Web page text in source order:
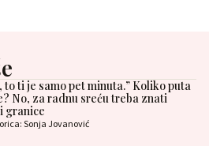
to ti je samo pet minuta.” Koliko puta
No, za radnu sreću treba znati
granice
Sonja Jovanović